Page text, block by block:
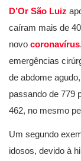
D’Or São Luiz
caíram mais de
novo coronavírus
emergências
de abdome
passando de 779
462, no mesmo
Um segundo
idosos, devido à